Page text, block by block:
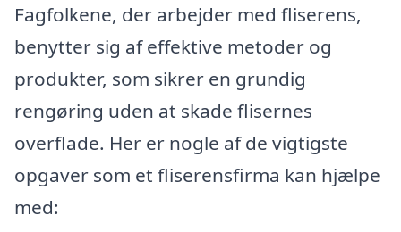
Fagfolkene, der arbejder med fliserens,
benytter sig af effektive metoder og
produkter, som sikrer en grundig
rengøring uden at skade flisernes
overflade. Her er nogle af de vigtigste
opgaver som et fliserensfirma kan hjælpe
med: